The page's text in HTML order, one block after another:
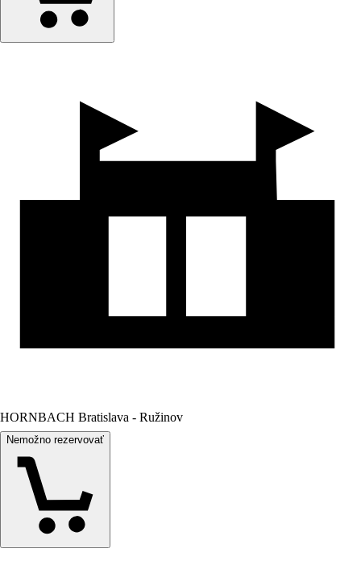
HORNBACH Bratislava - Ružinov
Nemožno rezervovať